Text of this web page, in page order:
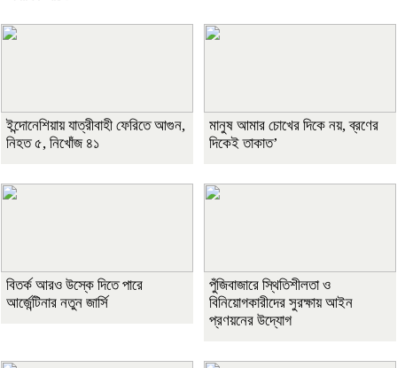
ইন্দোনেশিয়ায় যাত্রীবাহী ফেরিতে আগুন,
নিহত ৫, নিখোঁজ ৪১
মানুষ আমার চোখের দিকে নয়, ব্রণের
দিকেই তাকাত’
বিতর্ক আরও উস্কে দিতে পারে
আর্জেন্টিনার নতুন জার্সি
পুঁজিবাজারে স্থিতিশীলতা ও
বিনিয়োগকারীদের সুরক্ষায় আইন
প্রণয়নের উদ্যোগ